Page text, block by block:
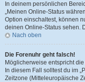
In deinem persönlichen
„Meinen Online-Status
Option einschaltest, können
deinen Online-Status sehen.
Nach oben
Die Forenuhr geht falsch!
Möglicherweise entspricht
In diesem Fall solltest du im
Zeitzone (Mitteleuropäische